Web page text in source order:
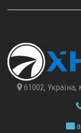
61002, Україна,